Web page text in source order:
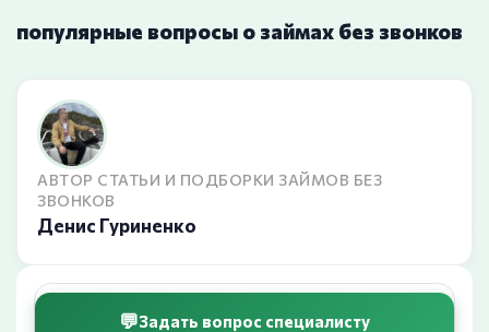
популярные вопросы о займах без звонков
АВТОР СТАТЬИ И ПОДБОРКИ ЗАЙМОВ БЕЗ
ЗВОНКОВ
Денис Гуриненко
Задать вопрос специалисту